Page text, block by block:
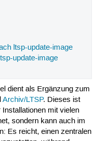
ltsp-update-image
update-image
dient als Ergänzung zum
Archiv/LTSP. Dieses ist
Installationen mit vielen
sondern kann auch im
Es reicht, einen zentralen